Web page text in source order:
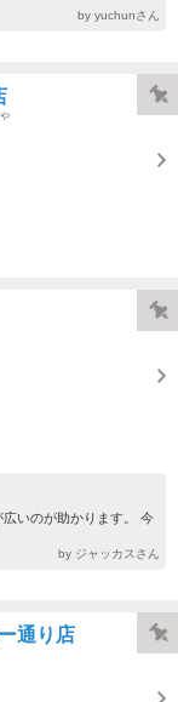
by yuchunさん
いのが助かります。 今
by ジャッカスさん
通り店